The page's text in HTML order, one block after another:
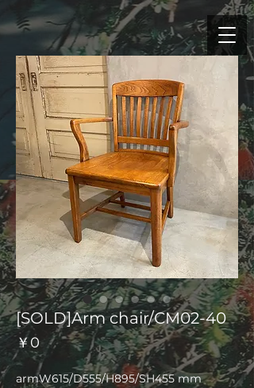
[SOLD]Arm chair/CM02-40
￥0価
格
armW615/D555/H895/SH455 mm